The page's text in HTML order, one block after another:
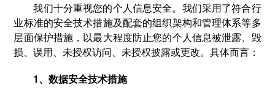
我们十分重视您的个人信息安全。我们采用了符合行
业标准的安全技术措施及配套的组织架构和管理体系等多
层面保护措施，以最大程度防止您的个人信息被泄露、毁
损、误用、未授权访问、未授权披露或更改。具体而言：
1、数据安全技术措施